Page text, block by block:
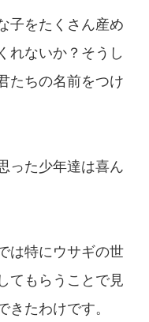
子をたくさん産め
れないか？そうし
たちの名前をつけ
った少年達は喜ん
は特にウサギの世
てもらうことで見
きたわけです。